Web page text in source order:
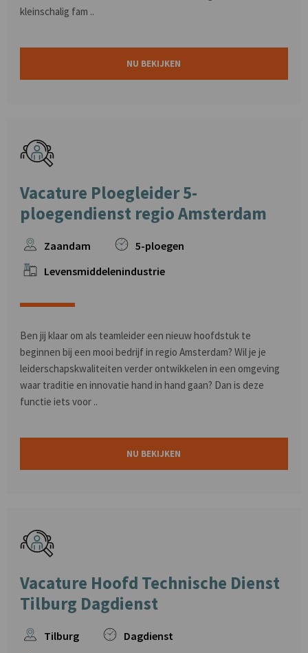
kleinschalig fam ..
NU BEKIJKEN
Vacature Ploegleider 5-
ploegendienst regio Amsterdam
Zaandam
5-ploegen
Levensmiddelenindustrie
Ben jij klaar om als teamleider een nieuw hoofdstuk te
beginnen bij een mooi bedrijf in regio Amsterdam? Wil je je
leiderschapskwaliteiten verder ontwikkelen in een omgeving
waar traditie en innovatie hand in hand gaan? Dan is deze
functie iets voor ..
NU BEKIJKEN
Vacature Hoofd Technische Dienst
Tilburg Dagdienst
Tilburg
Dagdienst